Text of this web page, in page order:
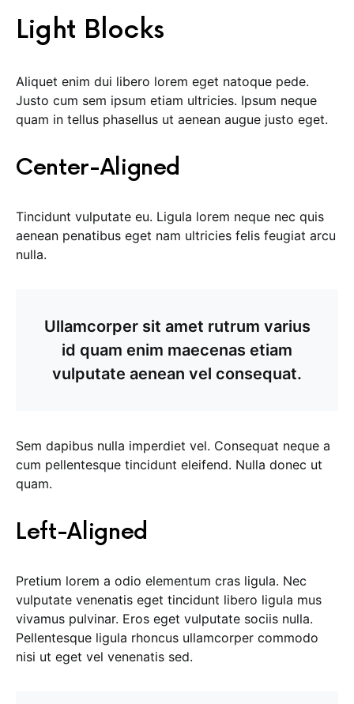
Light Blocks
Aliquet enim dui libero lorem eget natoque pede.
Justo cum sem ipsum etiam ultricies. Ipsum neque
quam in tellus phasellus ut aenean augue justo eget.
Center-Aligned
Tincidunt vulputate eu. Ligula lorem neque nec quis
aenean penatibus eget nam ultricies felis feugiat arcu
nulla.
Ullamcorper sit amet rutrum varius
id quam enim maecenas etiam
vulputate aenean vel consequat.
Sem dapibus nulla imperdiet vel. Consequat neque a
cum pellentesque tincidunt eleifend. Nulla donec ut
quam.
Left-Aligned
Pretium lorem a odio elementum cras ligula. Nec
vulputate venenatis eget tincidunt libero ligula mus
vivamus pulvinar. Eros eget vulputate sociis nulla.
Pellentesque ligula rhoncus ullamcorper commodo
nisi ut eget vel venenatis sed.